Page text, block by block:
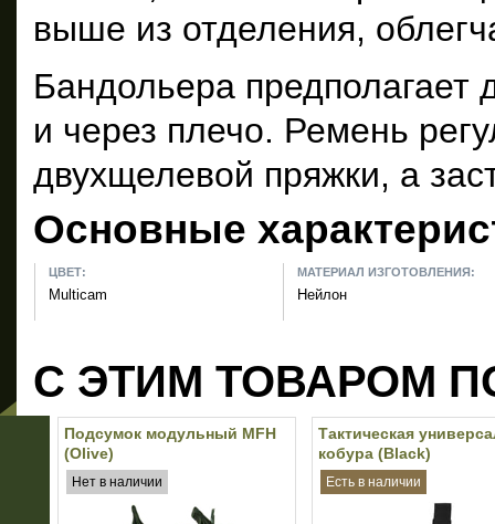
выше из отделения,
Бандольера предполагает
и через плечо. Ремень
двухщелевой пряжки, а
Основные
ЦВЕТ:
Multicam
МАТЕРИАЛ ИЗГОТОВЛЕНИЯ:
Нейлон
С ЭТИМ ТОВАРОМ
Подсумок модульный MFH
(Olive)
Нет в наличии
Тактическая
кобура (Black)
Есть в наличии